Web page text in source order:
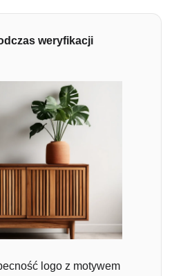
weryfikacji
logo z motywem